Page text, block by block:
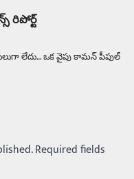
రిపోర్ట్
లేదు… ఒక వైపు కామన్ పీపుల్
Required fields